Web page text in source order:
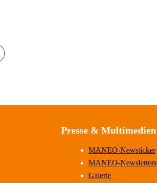
Presse & Multimedien
MANEO-Newsticker
MANEO-Newsletters
Galerie